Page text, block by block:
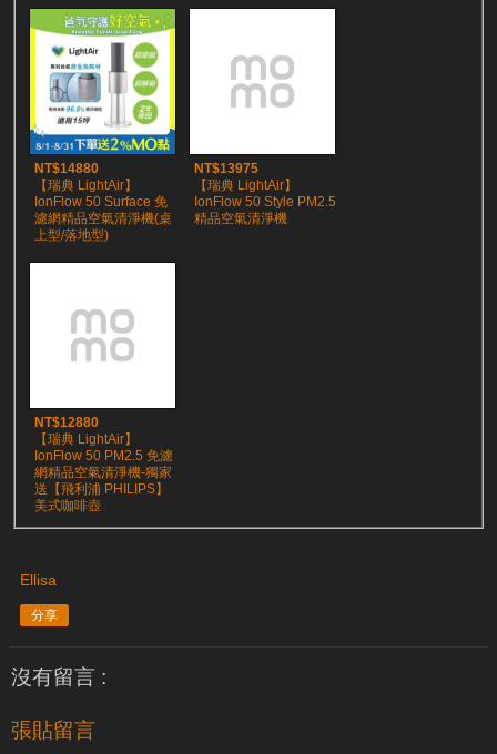
NT$14880
【瑞典 LightAir】
IonFlow 50 Surface 免
濾網精品空氣清淨機(桌
上型/落地型)
NT$13975
【瑞典 LightAir】
IonFlow 50 Style PM2.5
精品空氣清淨機
NT$12880
【瑞典 LightAir】
IonFlow 50 PM2.5 免濾
網精品空氣清淨機-獨家
送【飛利浦 PHILIPS】
美式咖啡壺
Ellisa
分享
沒有留言 :
張貼留言